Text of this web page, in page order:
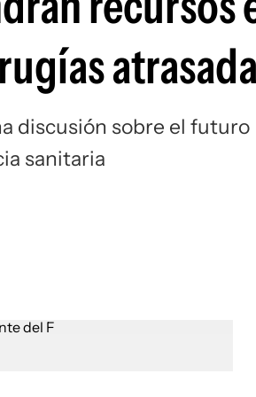
discusión sobre el futuro
sanitaria